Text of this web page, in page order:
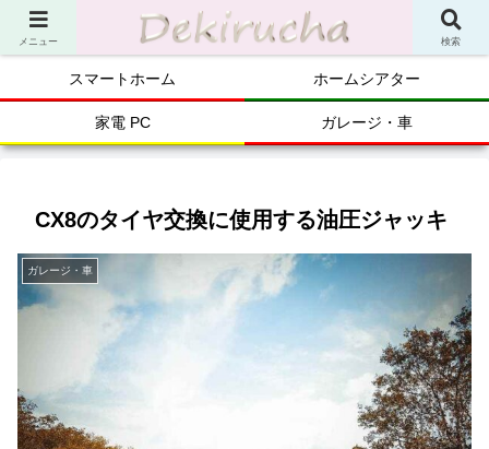
スマートホーム ホームシアター
家電 PC ガレージ・車
CX8のタイヤ交換に使用する油圧ジャッキ
ガレージ・車
メニュー 検索